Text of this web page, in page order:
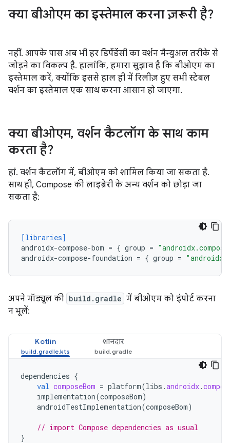
क्या बीओएम का इस्तेमाल करना ज़रूरी है?
नहीं. आपके पास अब भी हर डिपेंडेंसी का वर्शन मैन्युअल तरीके से
जोड़ने का विकल्प है. हालांकि, हमारा सुझाव है कि बीओएम का
इस्तेमाल करें, क्योंकि इससे हाल ही में रिलीज़ हुए सभी स्टेबल
वर्शन का इस्तेमाल एक साथ करना आसान हो जाएगा.
क्या बीओएम, वर्शन कैटलॉग के साथ काम
करता है?
हां. वर्शन कैटलॉग में, बीओएम को शामिल किया जा सकता है.
साथ ही, Compose की लाइब्रेरी के अन्य वर्शन को छोड़ा जा
सकता है:
[libraries]
androidx-compose-bom = { group =
androidx-compose-foundation = { group =
अपने मॉड्यूल की build.gradle में बीओएम को इंपोर्ट करना
न भूलें:
Kotlin शानदार
dependencies {
val composeBom = platform(libs .androidx.
implementation(composeBom)
androidTestImplementation(composeBom)
// import Compose dependencies as usual
}